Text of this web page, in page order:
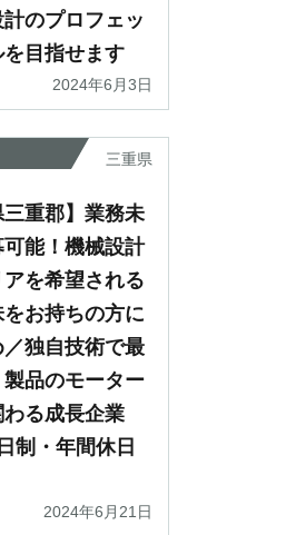
計のプロフェッ
を目指せます
2024年6月3日
三重県
三重郡】業務未
能！機械設計
を希望される
お持ちの方に
独自技術で最
品のモーター
わる成長企業
制・年間休日
2024年6月21日